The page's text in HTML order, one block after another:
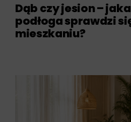
Dąb czy jesion –
podłoga sprawdzi
mieszkaniu?